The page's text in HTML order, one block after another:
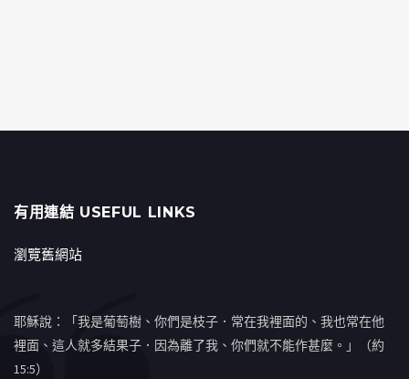
有用連結 USEFUL LINKS
瀏覽舊網站
耶穌說：「我是葡萄樹、你們是枝子．常在我裡面的、我也常在他
裡面、這人就多結果子．因為離了我、你們就不能作甚麼。」（約
15:5）